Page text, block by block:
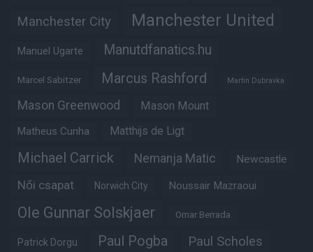
Manchester City Manchester United
Manuel Ugarte Manutdfanatics.hu
Marcel Sabitzer Marcus Rashford Martin Dubravka
Mason Greenwood Mason Mount
Matheus Cunha Matthijs de Ligt
Michael Carrick Nemanja Matic Newcastle
Női csapat Norwich City Noussair Mazraoui
Ole Gunnar Solskjaer Omar Berrada
Patrick Dorgu Paul Pogba Paul Scholes